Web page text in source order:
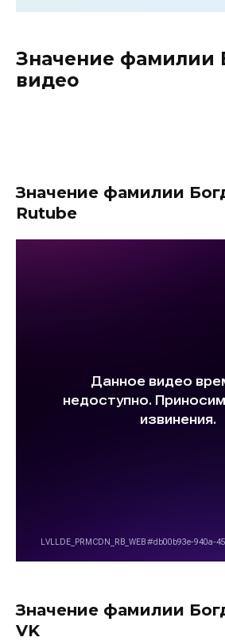
Значение фамилии
видео
Значение фамилии
Rutube
Значение фамилии
VK